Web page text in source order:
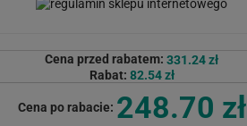
Cena przed rabatem: 331.24 zł
Rabat: 82.54 zł
Cena po rabacie: 248.70 zł